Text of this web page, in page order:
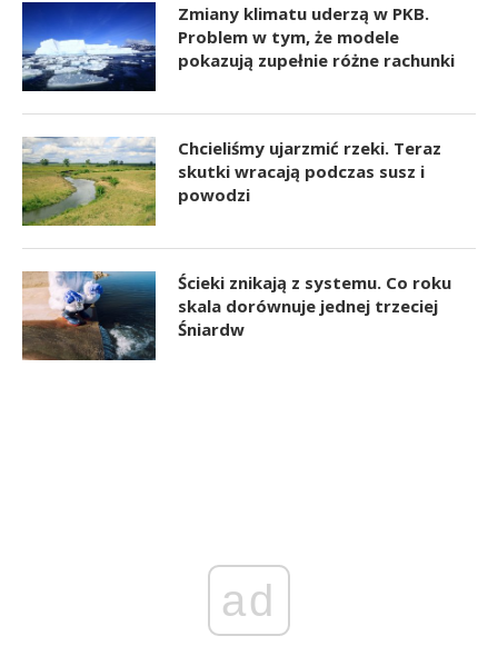
Zmiany klimatu uderzą w PKB.
Problem w tym, że modele
pokazują zupełnie różne rachunki
Chcieliśmy ujarzmić rzeki. Teraz
skutki wracają podczas susz i
powodzi
Ścieki znikają z systemu. Co roku
skala dorównuje jednej trzeciej
Śniardw
ad